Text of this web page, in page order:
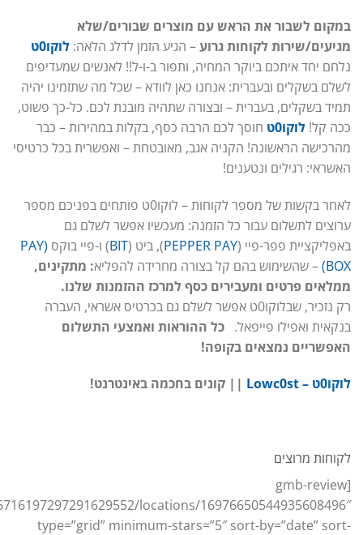
במקום לשבור את הראש עם מוצרים שבורים/שלא
מגיעים/שירות לקוחות גרוע– הגיע הזמן לדלג הלאה: לוקו0ט
נלחם יחד איתכם ביוקר המחיה, ותפור ב-ו-ל!! לאנשים שמעדיפים
לשלם בשקלים ובעברית: אנחנו כאן לוודא – שכל מה שתזמינו יהיה
תמיד בשקלים, בעברית – ובצורה שתהיה מובנת לכם. כל-כך פשוט,
ככה קל! לוקו0ט
חוסך לכם הרבה כסף, בקלות במהירות – כבר
מהרכישה הראשונה! הקניה אגב, מאובטחת – ואפשרית בכל כרטיסי
האשראי: רגילים ונטענים!
לאחר בקשות של מספר לקוחות – לוקו0ט פותחים בפניכם מספר
ערוצים לתשלום עבור כל הזמנה: מעכשיו אפשר לשלם גם
באפליקציית פפר-פיי (PEPPER PAY), ביט (BIT) ו-פיי בוקס (PAY
BOX) – שהשימוש בהם קל בצורה מחרידה להפליא: מתקינים,
ממלאים פרטים ומעבירים כסף למרכז ההזמנות שלנו.
רק נזכיר, שבלוקו0ט אפשר לשלם גם בכרטיס אשראי, העברה
בנקאית ואפילו פייפאל. כל ההוראות ואמצעי התשלום
האפשריים נמצאים בקופה!
לוקו0ט – Lowc0st || קונים בחכמה באינטרנט!
לקוחות מרוצים
[gmb-review
locations/16976650544935608496″
type=”grid” minimum-stars=”5″ sort-by=”date” sort-